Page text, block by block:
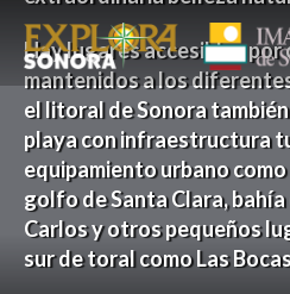
Hay lugares accesibles por
mantenidos a los
el litoral de Sonora
playa con infraestructura
equipamiento urbano
golfo de Santa Clara, bahía
Carlos y otros pequeños
sur de toral como Las